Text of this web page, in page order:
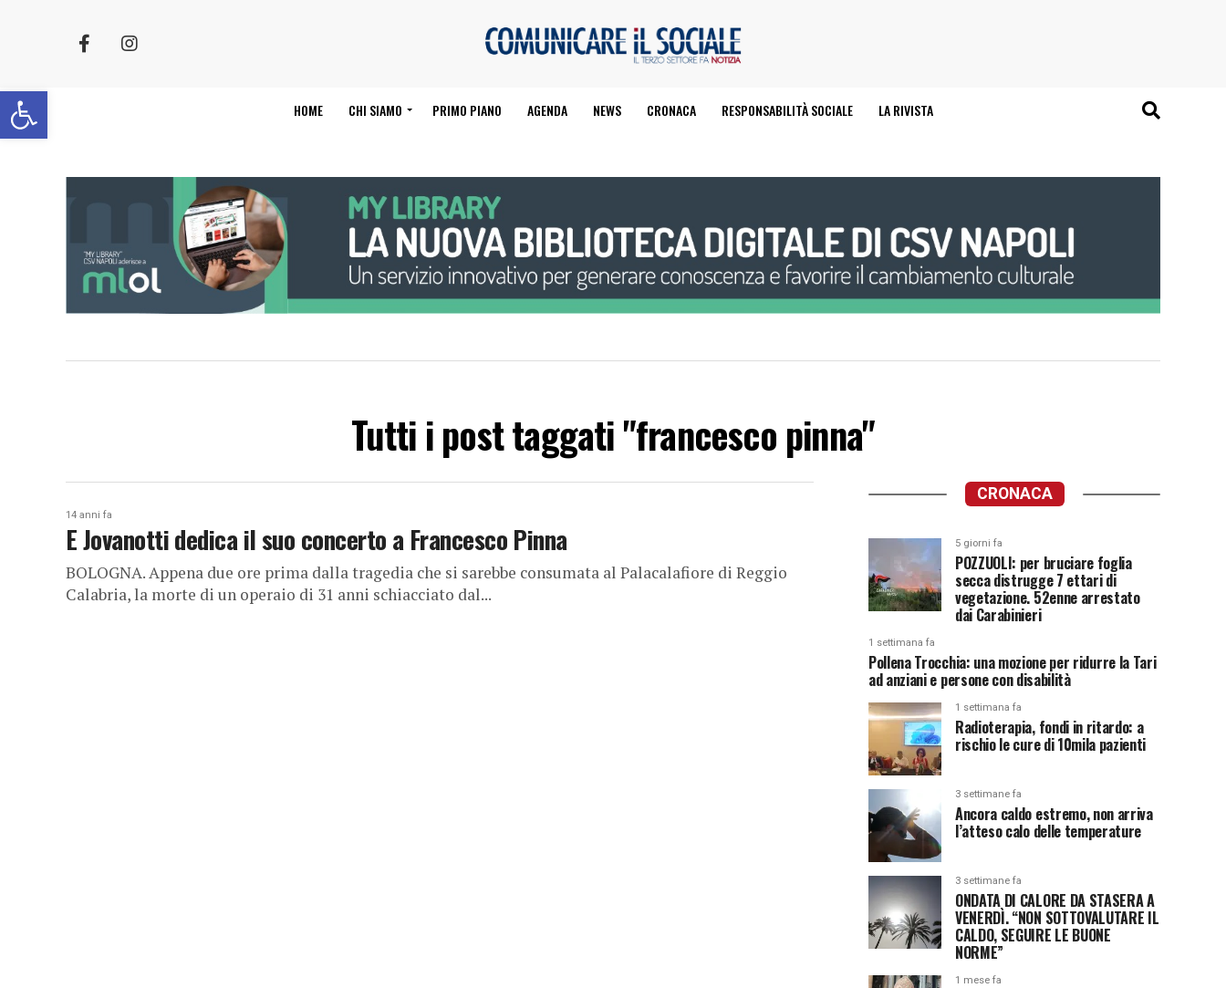
Apri la barra degli strumenti HOME CHI SIAMO PRIMO PIANO AGENDA NEWS CRONACA RESPONSABILITÀ SOCIALE LA RIVISTA
Tutti i post taggati "francesco pinna"
14 anni fa
E Jovanotti dedica il suo concerto a Francesco Pinna
BOLOGNA. Appena due ore prima dalla tragedia che si sarebbe consumata al Palacalafiore di Reggio
Calabria, la morte di un operaio di 31 anni schiacciato dal...
CRONACA
5 giorni fa
POZZUOLI: per bruciare foglia
secca distrugge 7 ettari di
vegetazione. 52enne arrestato
dai Carabinieri
1 settimana fa
Pollena Trocchia: una mozione per ridurre la Tari
ad anziani e persone con disabilità
1 settimana fa
Radioterapia, fondi in ritardo: a
rischio le cure di 10mila pazienti
3 settimane fa
Ancora caldo estremo, non arriva
l’atteso calo delle temperature
3 settimane fa
ONDATA DI CALORE DA STASERA A
VENERDÌ. “NON SOTTOVALUTARE IL
CALDO, SEGUIRE LE BUONE
NORME”
1 mese fa